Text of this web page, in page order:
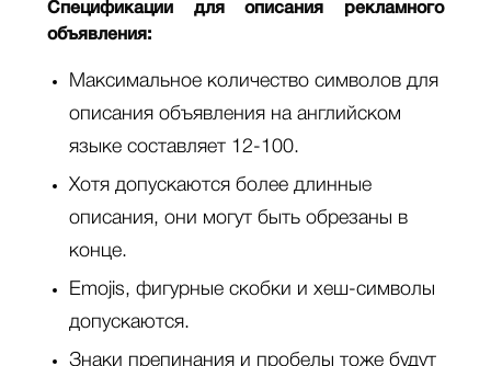
Спецификации для описания рекламного
объявления:
Максимальное количество символов для
описания объявления на английском
языке составляет 12-100.
Хотя допускаются более длинные
описания, они могут быть обрезаны в
конце.
Emojis, фигурные скобки и хеш-символы
допускаются.
Знаки препинания и пробелы тоже будут